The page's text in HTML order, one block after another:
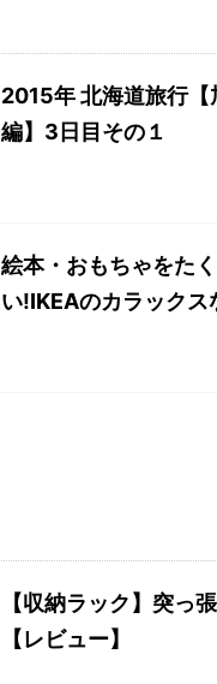
2015年 北海道旅行【
編】3日目その１
絵本・おもちゃをた
い!IKEAのカラックス
【収納ラック】突っ
【レビュー】